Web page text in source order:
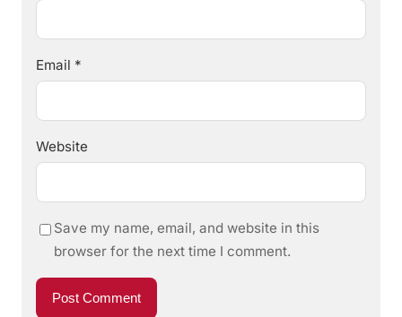
Email *
Website
Save my name, email, and website in this
browser for the next time I comment.